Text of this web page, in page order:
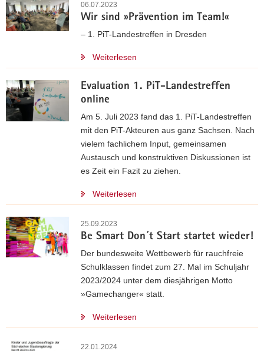
06.07.2023
Wir sind »Prävention im Team!«
– 1. PiT-Landestreffen in Dresden
Weiterlesen
Evaluation 1. PiT-Landestreffen
online
Am 5. Juli 2023 fand das 1. PiT-Landestreffen
mit den PiT-Akteuren aus ganz Sachsen. Nach
vielem fachlichem Input, gemeinsamen
Austausch und konstruktiven Diskussionen ist
es Zeit ein Fazit zu ziehen.
Weiterlesen
25.09.2023
Be Smart Don´t Start startet wieder!
Der bundesweite Wettbewerb für rauchfreie
Schulklassen findet zum 27. Mal im Schuljahr
2023/2024 unter dem diesjährigen Motto
»Gamechanger« statt.
Weiterlesen
22.01.2024